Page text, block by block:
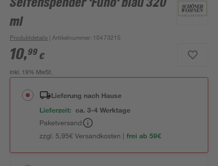
Seifenspender 'Funo' blau 320
ml
Produktdetails | Artikelnummer: 10473215
10,99 €
inkl. 19% MwSt.
Lieferung nach Hause
Lieferzeit: ca. 3-4 Werktage
Paketversand
zzgl. 5,95€ Versandkosten | frei ab 59€